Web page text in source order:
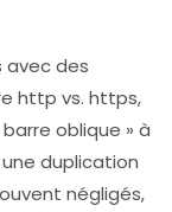
avec des
http vs. https,
oblique » à
duplication
négligés,